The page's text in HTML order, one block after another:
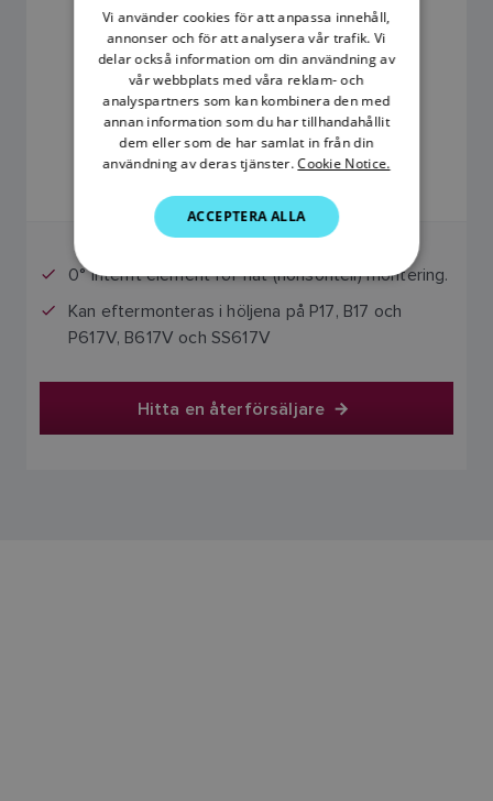
0
0° internt element för flat (horisontell) montering.
Kan eftermonteras i höljena på P17, B17 och
P617V, B617V och SS617V
Hitta en återförsäljare
FRENCH
DANISH
ITALIAN
SWEDISH
DUTCH
Vi använder cookies för att anpassa innehåll,
annonser och för att analysera vår trafik. Vi
delar också information om din användning av
vår webbplats med våra reklam- och
analyspartners som kan kombinera den med
annan information som du har tillhandahållit
dem eller som de har samlat in från din
användning av deras tjänster. Cookie Notice.
ACCEPTERA ALLA